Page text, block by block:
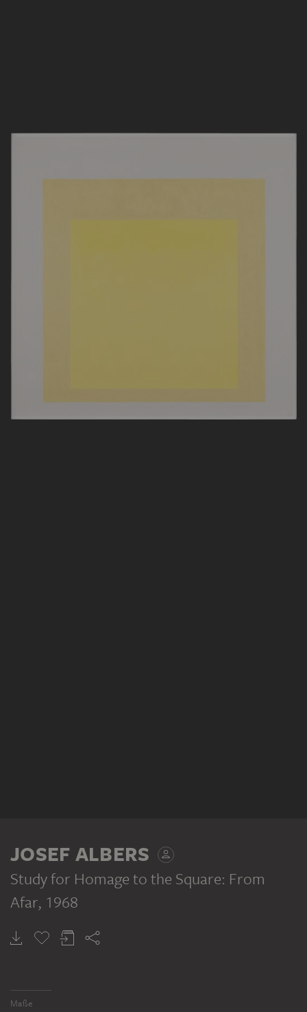
JOSEF ALBERS
Study for Homage to the Square: From
Afar, 1968
Maße